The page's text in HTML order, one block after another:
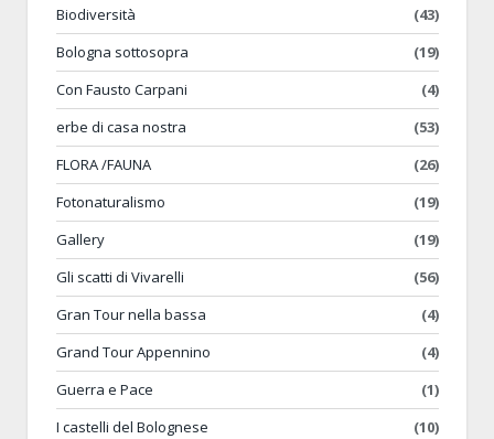
Biodiversità
(43)
Bologna sottosopra
(19)
Con Fausto Carpani
(4)
erbe di casa nostra
(53)
FLORA /FAUNA
(26)
Fotonaturalismo
(19)
Gallery
(19)
Gli scatti di Vivarelli
(56)
Gran Tour nella bassa
(4)
Grand Tour Appennino
(4)
Guerra e Pace
(1)
I castelli del Bolognese
(10)